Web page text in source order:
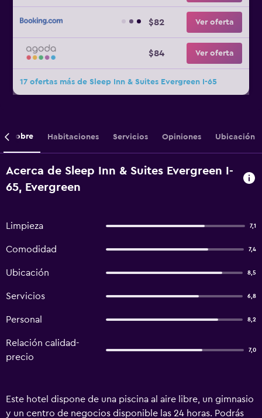
$82 Ver oferta
$84 Ver oferta
17 ofertas más de Sleep Inn & Suites Evergreen I-65
Sobre Habitaciones Servicios Opiniones Ubicación
Acerca de Sleep Inn & Suites Evergreen I-
65, Evergreen
Limpieza 7,1
Comodidad 7,4
Ubicación 8,5
Servicios 6,8
Personal 8,2
Relación calidad-
precio
7,0
Este hotel dispone de una piscina al aire libre, un gimnasio
y un centro de negocios disponible las 24 horas. Podrás